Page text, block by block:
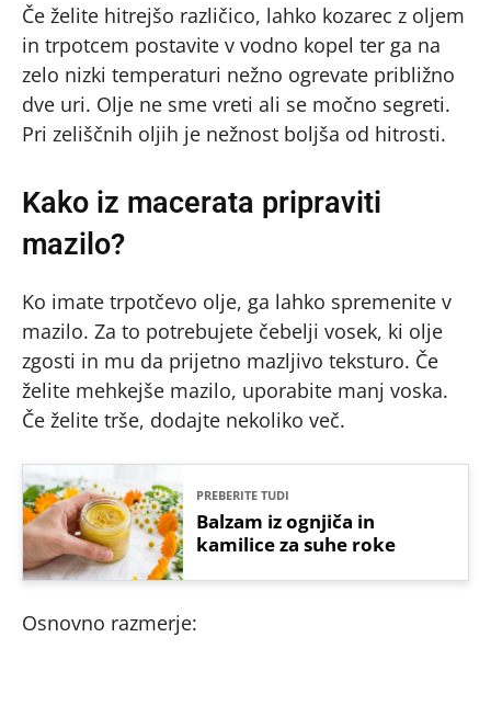
Če želite hitrejšo različico, lahko kozarec z oljem
in trpotcem postavite v vodno kopel ter ga na
zelo nizki temperaturi nežno ogrevate približno
dve uri. Olje ne sme vreti ali se močno segreti.
Pri zeliščnih oljih je nežnost boljša od hitrosti.
Kako iz macerata pripraviti
mazilo?
Ko imate trpotčevo olje, ga lahko spremenite v
mazilo. Za to potrebujete čebelji vosek, ki olje
zgosti in mu da prijetno mazljivo teksturo. Če
želite mehkejše mazilo, uporabite manj voska.
Če želite trše, dodajte nekoliko več.
PREBERITE TUDI
Balzam iz ognjiča in
kamilice za suhe roke
Osnovno razmerje: